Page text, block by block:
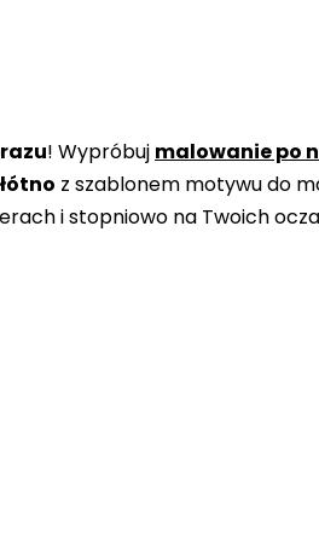
! Wypróbuj malowanie po
z szablonem motywu do
i stopniowo na Twoich